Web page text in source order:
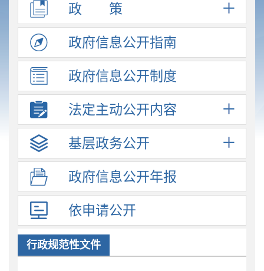
政 策
政府信息公开指南
政府信息公开制度
法定主动公开内容
基层政务公开
政府信息公开年报
依申请公开
行政规范性文件